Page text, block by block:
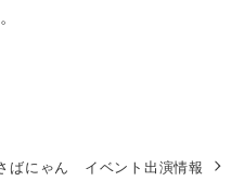
ばにゃん イベント出演情報